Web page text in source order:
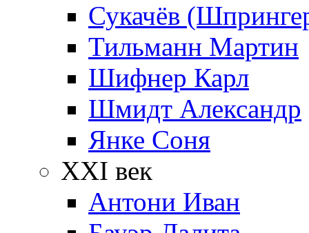
Сукачёв
Тильманн Мартин
Шифнер Карл
Шмидт Александр
Янке Соня
XXI век
Антони Иван